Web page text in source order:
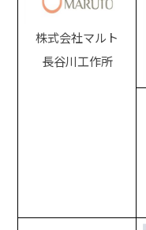
株式会社マルト
長谷川工作所